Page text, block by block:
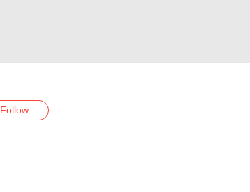
Follow